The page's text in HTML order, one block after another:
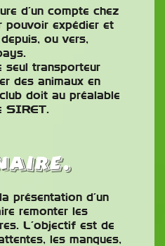
d’un compte chez
pouvoir expédier et
ou vers,
seul transporteur
des animaux en
doit au préalable
SIRET.
présentation d’un
remonter les
L’objectif est de
les manques,